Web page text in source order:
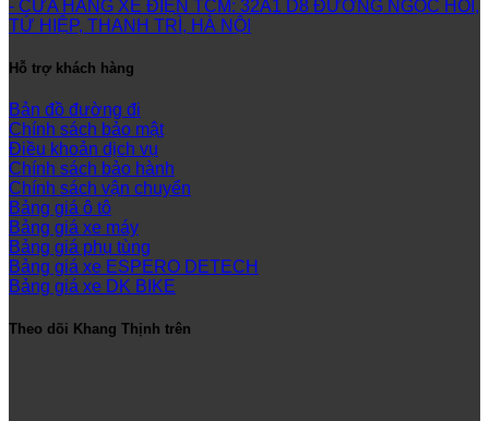
- CỬA HÀNG XE ĐIỆN TCM: 32A1 D8 ĐƯỜNG NGỌC HỒI,
TỨ HIỆP, THANH TRÌ, HÀ NỘI
Hỗ trợ khách hàng
Bản đồ đường đi
Chính sách bảo mật
Điều khoản dịch vụ
Chính sách bảo hành
Chính sách vận chuyển
Bảng giá ô tô
Bảng giá xe máy
Bảng giá phụ tùng
Bảng giá xe ESPERO DETECH
Bảng giá xe DK BIKE
Theo dõi Khang Thịnh trên